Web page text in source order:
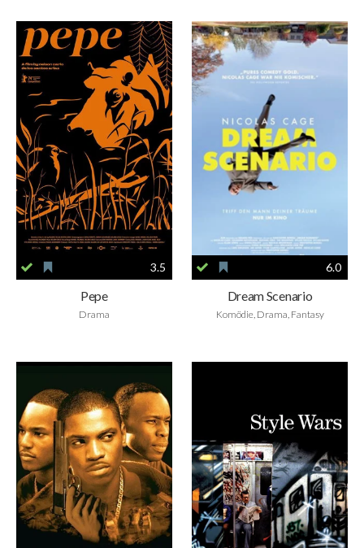
3.5
Pepe
Drama
6.0
Dream Scenario
Komödie, Drama, Fantasy